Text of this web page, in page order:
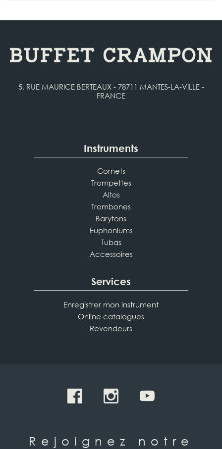
5, RUE MAURICE BERTEAUX - 78711 MANTES-LA-VILLE -
FRANCE
Instruments
Cornets
Trompettes
Altos
Trombones
Barytons
Euphoniums
Tubas
Accessoires
Services
Enregistrer mon instrument
Online catalogues
Revendeurs
Rejoignez notre